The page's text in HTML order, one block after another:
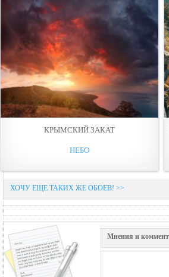
КРЫМСКИЙ ЗАКАТ
НЕБО
ХОЧУ ЕЩЕ ТАКИХ ЖЕ ОБОЕВ! >>
Мнения и